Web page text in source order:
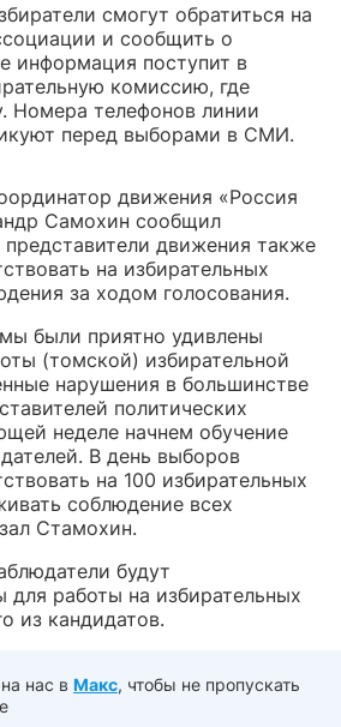
смогут обратиться на
и сообщить о
информация поступит в
комиссию, где
Номера телефонов линии
перед выборами в СМИ.
движения «Россия
Самохин сообщил
движения также
на избирательных
за ходом голосования.
были приятно удивлены
(томской) избирательной
нарушения в большинстве
политических
неделе начнем обучение
В день выборов
на 100 избирательных
соблюдение всех
Стамохин.
будут
для работы на избирательных
из кандидатов.
нас в Макс, чтобы не пропускать